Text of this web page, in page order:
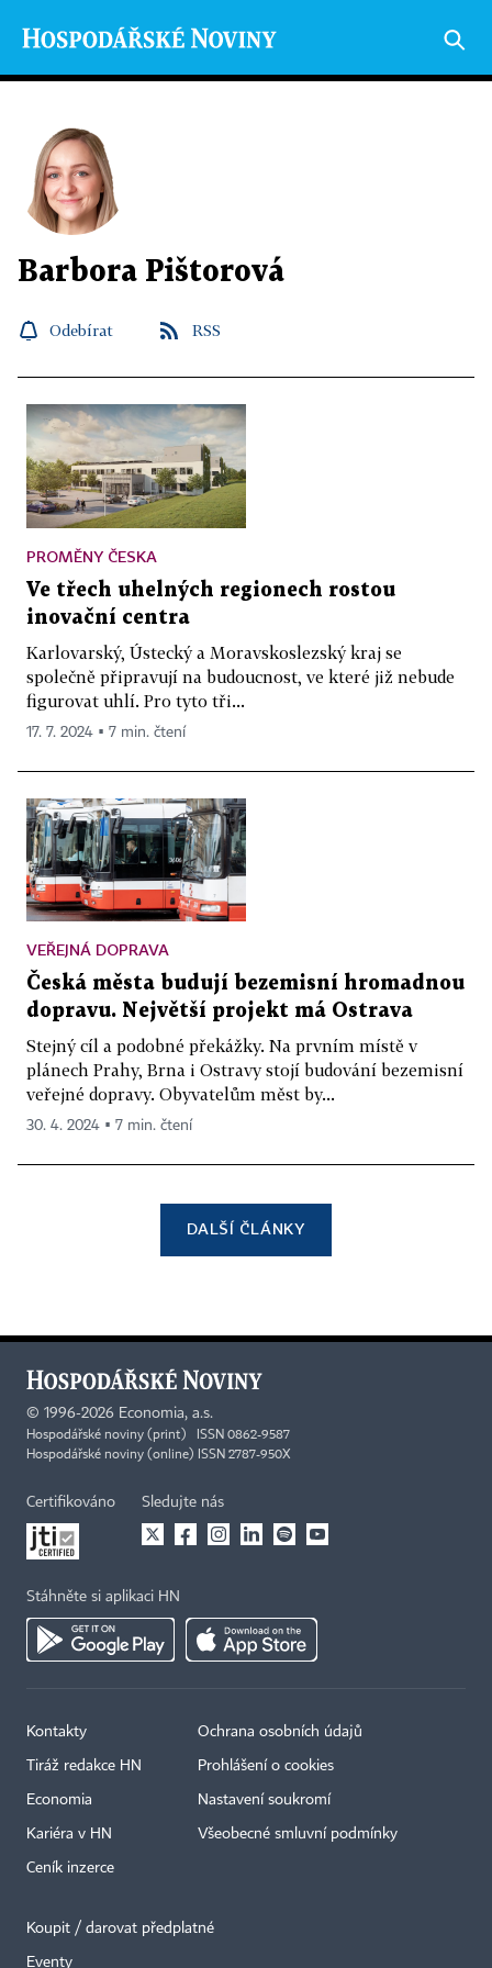
Barbora Pištorová
Odebírat RSS
PROMĚNY ČESKA
Ve třech uhelných regionech rostou
inovační centra
Karlovarský, Ústecký a Moravskoslezský kraj se
společně připravují na budoucnost, ve které již nebude
figurovat uhlí. Pro tyto tři...
17. 7. 2024 ▪ 7 min. čtení
VEŘEJNÁ DOPRAVA
Česká města budují bezemisní hromadnou
dopravu. Největší projekt má Ostrava
Stejný cíl a podobné překážky. Na prvním místě v
plánech Prahy, Brna i Ostravy stojí budování bezemisní
veřejné dopravy. Obyvatelům měst by...
30. 4. 2024 ▪ 7 min. čtení
DALŠÍ ČLÁNKY
© 1996-2026 Economia, a.s.
Hospodářské noviny (print) ISSN 0862-9587
Hospodářské noviny (online) ISSN 2787-950X
Certifikováno Sledujte nás
Stáhněte si aplikaci HN
Kontakty
Tiráž redakce HN
Economia
Kariéra v HN
Ceník inzerce
Ochrana osobních údajů
Prohlášení o cookies
Nastavení soukromí
Všeobecné smluvní podmínky
Koupit / darovat předplatné
Eventy